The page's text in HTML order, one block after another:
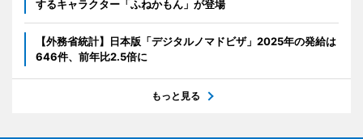
するキャラクター「ふねかもん」が登場
【外務省統計】日本版「デジタルノマドビザ」2025年の発給は
646件、前年比2.5倍に
もっと見る